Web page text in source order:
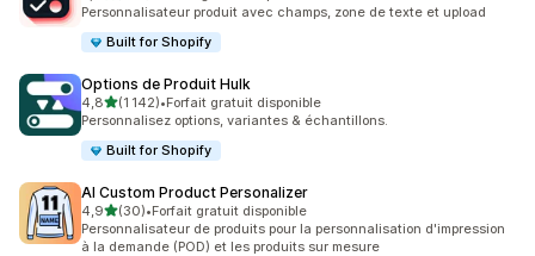
Personnalisateur produit avec champs, zone de texte et upload
Built for Shopify
Options de Produit Hulk
4,8étoile(s) sur 5
(1 142)
1142 avis au total
•Forfait gratuit disponible
Personnalisez options, variantes & échantillons.
Built for Shopify
AI Custom Product Personalizer
4,9étoile(s) sur 5
(30)
30 avis au total
•Forfait gratuit disponible
Personnalisateur de produits pour la personnalisation d'impression
à la demande (POD) et les produits sur mesure